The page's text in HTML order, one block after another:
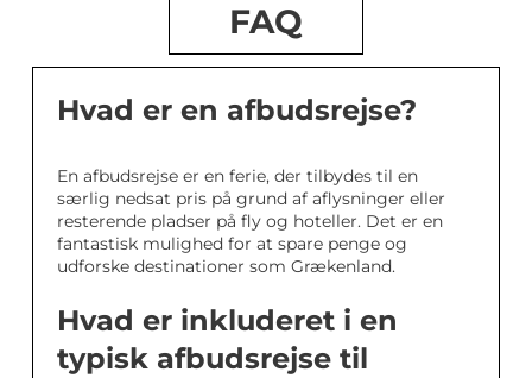
FAQ
Hvad er en afbudsrejse?
En afbudsrejse er en ferie, der tilbydes til en
særlig nedsat pris på grund af aflysninger eller
resterende pladser på fly og hoteller. Det er en
fantastisk mulighed for at spare penge og
udforske destinationer som Grækenland.
Hvad er inkluderet i en
typisk afbudsrejse til